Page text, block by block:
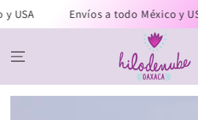
IR AL
CONTENIDOEnvíos a todo México y USA